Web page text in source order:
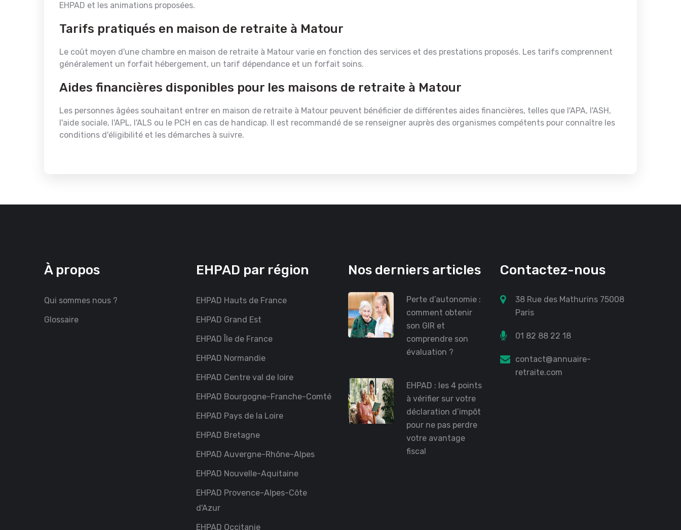
EHPAD et les animations proposées.
Tarifs pratiqués en maison de retraite à Matour
Le coût moyen d'une chambre en maison de retraite à Matour varie en fonction des services et des prestations proposés. Les tarifs comprennent
généralement un forfait hébergement, un tarif dépendance et un forfait soins.
Aides financières disponibles pour les maisons de retraite à Matour
Les personnes âgées souhaitant entrer en maison de retraite à Matour peuvent bénéficier de différentes aides financières, telles que l'APA, l'ASH,
l'aide sociale, l'APL, l'ALS ou le PCH en cas de handicap. Il est recommandé de se renseigner auprès des organismes compétents pour connaître les
conditions d'éligibilité et les démarches à suivre.
À propos
Qui sommes nous ?
Glossaire
EHPAD par région
EHPAD Hauts de France
EHPAD Grand Est
EHPAD Île de France
EHPAD Normandie
EHPAD Centre val de loire
EHPAD Bourgogne-Franche-Comté
EHPAD Pays de la Loire
EHPAD Bretagne
EHPAD Auvergne-Rhône-Alpes
EHPAD Nouvelle-Aquitaine
EHPAD Provence-Alpes-Côte
d'Azur
EHPAD Occitanie
Nos derniers articles
Perte d’autonomie :
comment obtenir
son GIR et
comprendre son
évaluation ?
EHPAD : les 4 points
à vérifier sur votre
déclaration d’impôt
pour ne pas perdre
votre avantage
fiscal
Contactez-nous
38 Rue des Mathurins 75008
Paris
01 82 88 22 18
contact@annuaire-
retraite.com